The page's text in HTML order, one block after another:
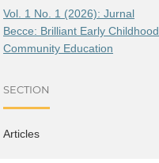
Vol. 1 No. 1 (2026): Jurnal
Becce: Brilliant Early Childhood
Community Education
SECTION
Articles